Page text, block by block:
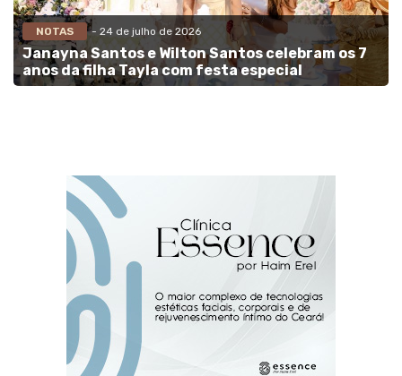
NOTAS - 24 de julho de 2026
Janayna Santos e Wilton Santos celebram os 7
anos da filha Tayla com festa especial